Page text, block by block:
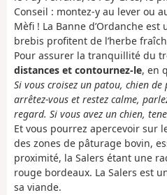
Conseil : montez-y au lever ou
Mèfi ! La Banne d’Ordanche est
brebis profitent de l’herbe
Pour assurer la tranquillité du
distances et contournez-le, en
Si vous croisez un patou, chien
arrêtez-vous et restez calme,
regard. Si vous avez un chien,
Et vous pourrez apercevoir sur
des zones de pâturage bovin,
proximité, la Salers étant une
rouge bordeaux. La Salers est
sa viande.